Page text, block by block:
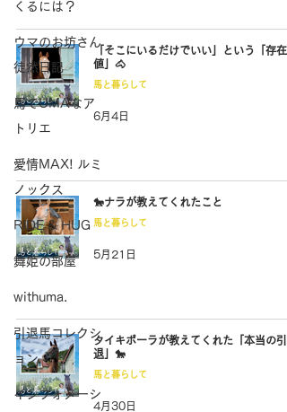
くるには？
ウマのお坊さん
徒然日記
馬でUMAなア
トリエ
愛情MAX! ルミ
ノックス
RIDE & HUG
舞姫の部屋
withuma.
引退馬コレクシ
ョン
インフォメーシ
「そこにいるだけでいい」という「存在
値」🐴
馬と暮らして
6月4日
🐎ナラが教えてくれたこと
馬と暮らして
5月21日
タイキポーラが教えてくれた「本当の引
退」🐎
馬と暮らして
4月30日